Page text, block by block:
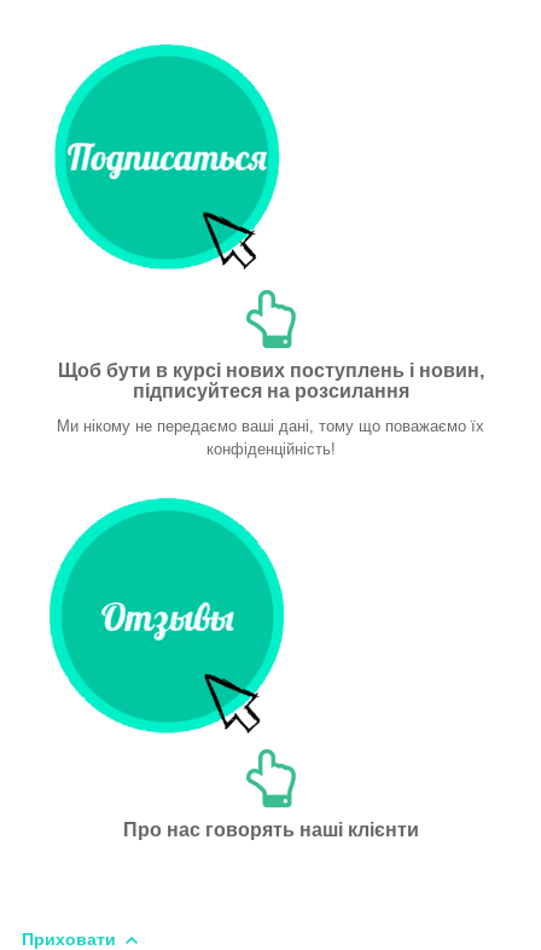
Щоб бути в курсі нових поступлень і новин,
підписуйтеся на розсилання
Ми нікому не передаємо ваші дані, тому що поважаємо їх
конфіденційність!
Про нас говорять наші клієнти
Приховати